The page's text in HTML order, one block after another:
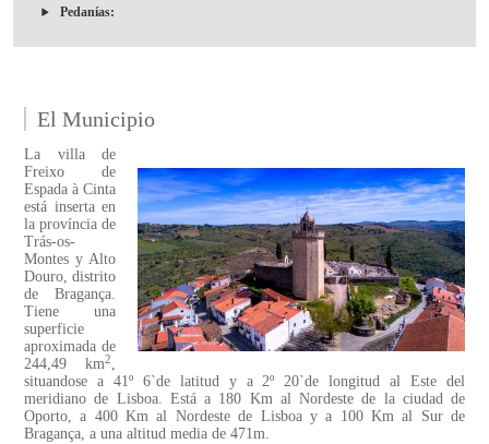
Pedanías:
El Municipio
La villa de
Freixo de
Espada à Cinta
está inserta en
la província de
Trás-os-
Montes y Alto
Douro, distrito
de Bragança.
Tiene una
superficie
aproximada de
244,49 km2,
situandose a 41º 6`de latitud y a 2º 20`de longitud al Este del
meridiano de Lisboa. Está a 180 Km al Nordeste de la ciudad de
Oporto, a 400 Km al Nordeste de Lisboa y a 100 Km al Sur de
Bragança, a una altitud media de 471m.